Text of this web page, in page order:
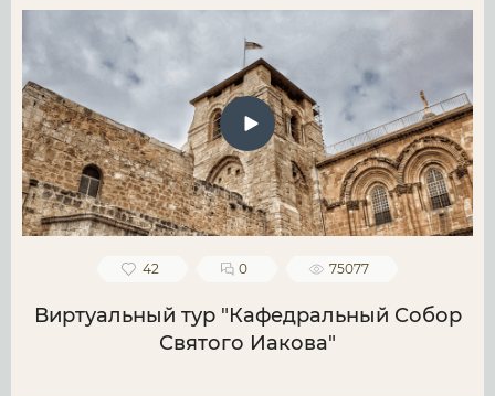
42 0 75077
Виртуальный тур "Кафедральный Собор
Святого Иакова"